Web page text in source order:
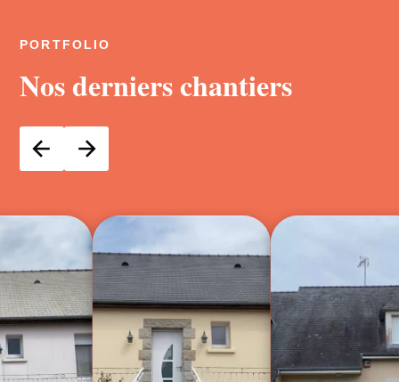
PORTFOLIO
Nos derniers chantiers